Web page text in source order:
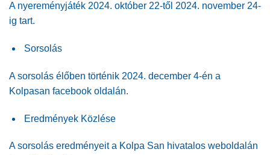
A nyereményjáték 2024. október 22-től 2024. november 24-
ig tart.
Sorsolás
A sorsolás élőben történik 2024. december 4-én a
Kolpasan facebook oldalán.
Eredmények Közlése
A sorsolás eredményeit a Kolpa San hivatalos weboldalán